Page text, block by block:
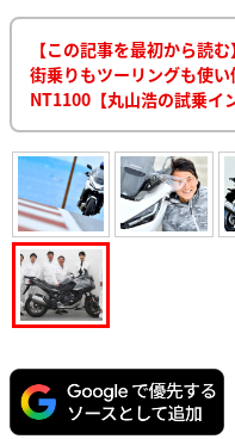
【この記事を最初から読む】
街乗りもツーリングも使
NT1100【丸山浩の試乗イ